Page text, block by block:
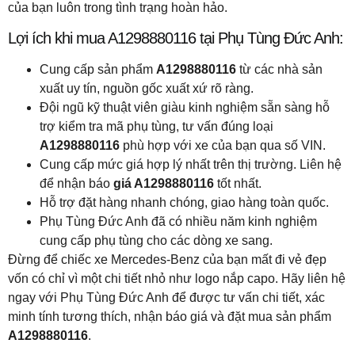
của bạn luôn trong tình trạng hoàn hảo.
Lợi ích khi mua A1298880116 tại Phụ Tùng Đức Anh:
Cung cấp sản phẩm A1298880116 từ các nhà sản
xuất uy tín, nguồn gốc xuất xứ rõ ràng.
Đội ngũ kỹ thuật viên giàu kinh nghiệm sẵn sàng hỗ
trợ kiểm tra mã phụ tùng, tư vấn đúng loại
A1298880116 phù hợp với xe của bạn qua số VIN.
Cung cấp mức giá hợp lý nhất trên thị trường. Liên hệ
để nhận báo giá A1298880116 tốt nhất.
Hỗ trợ đặt hàng nhanh chóng, giao hàng toàn quốc.
Phụ Tùng Đức Anh đã có nhiều năm kinh nghiệm
cung cấp phụ tùng cho các dòng xe sang.
Đừng để chiếc xe Mercedes-Benz của bạn mất đi vẻ đẹp
vốn có chỉ vì một chi tiết nhỏ như logo nắp capo. Hãy liên hệ
ngay với Phụ Tùng Đức Anh để được tư vấn chi tiết, xác
minh tính tương thích, nhận báo giá và đặt mua sản phẩm
A1298880116.